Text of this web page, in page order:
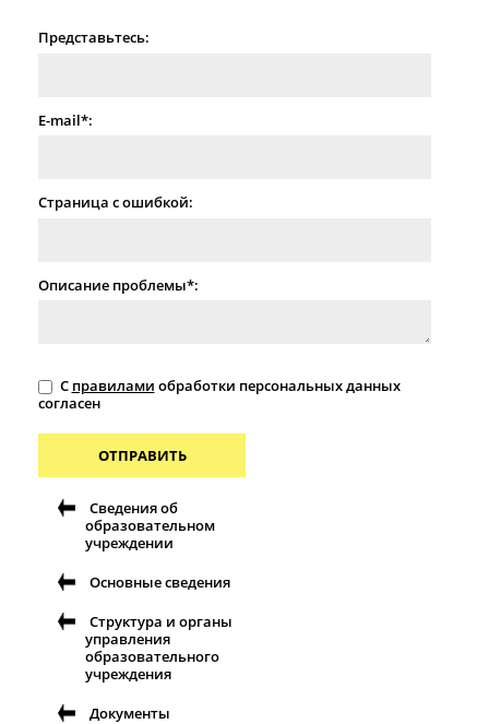
Представьтесь:
E-mail*:
Страница с ошибкой:
Описание проблемы*:
С правилами обработки персональных данных
согласен
ОТПРАВИТЬ
Сведения об
образовательном
учреждении
Основные сведения
Структура и органы
управления
образовательного
учреждения
Документы